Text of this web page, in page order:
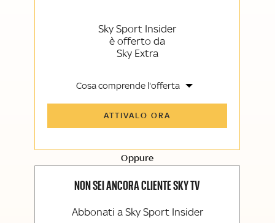
Sky Sport Insider
è offerto da
Sky Extra
Cosa comprende l'offerta
Sky TG24 Insider
Sport e Sky TG24
La newsletter esclusiva di Sky Sport
ATTIVALO ORA
Oppure
NON SEI ANCORA CLIENTE SKY TV
Abbonati a Sky Sport Insider